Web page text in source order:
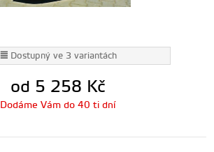
Dostupný ve 3 variantách
od 5 258 Kč
Dodáme Vám do 40 ti dní